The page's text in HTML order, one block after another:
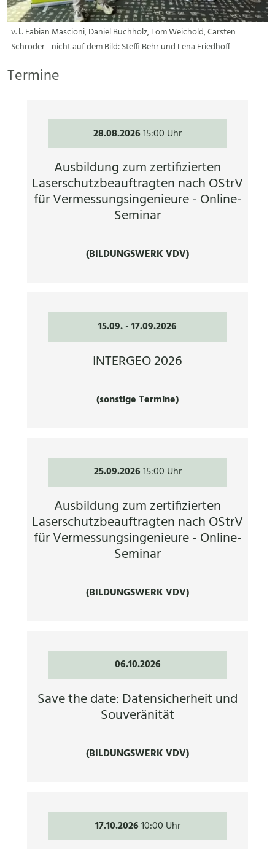
v. l.: Fabian Mascioni, Daniel Buchholz, Tom Weichold, Carsten
Schröder - nicht auf dem Bild: Steffi Behr und Lena Friedhoff
Termine
28.08.202615:00 Uhr
Ausbildung zum zertifizierten
Laserschutzbeauftragten nach OStrV
für Vermessungsingenieure - Online-
Seminar
(BILDUNGSWERK VDV)
15.09.-17.09.2026
INTERGEO 2026
(sonstige Termine)
25.09.202615:00 Uhr
Ausbildung zum zertifizierten
Laserschutzbeauftragten nach OStrV
für Vermessungsingenieure - Online-
Seminar
(BILDUNGSWERK VDV)
06.10.2026
Save the date: Datensicherheit und
Souveränität
(BILDUNGSWERK VDV)
17.10.202610:00 Uhr